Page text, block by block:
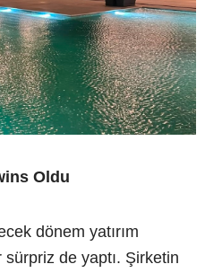
Oldu
dönem yatırım
de yaptı. Şirketin